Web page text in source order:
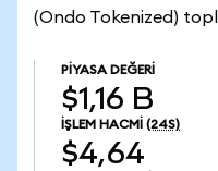
(Ondo Tokenized)
PIYASA DEĞERI
$1,16 B
İŞLEM HACMI (24S)
$4,64